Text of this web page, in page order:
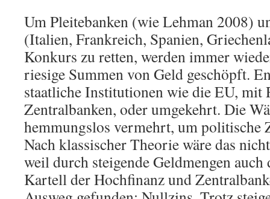
Um Pleitebanken (wie Lehman 2008)
(Italien, Frankreich, Spanien,
Konkurs zu retten, werden immer
riesige Summen von Geld geschöpft.
staatliche Institutionen wie die EU, mit
Zentralbanken, oder umgekehrt. Die
hemmungslos vermehrt, um politische
Nach klassischer Theorie wäre das
weil durch steigende Geldmengen auch
Kartell der Hochfinanz und